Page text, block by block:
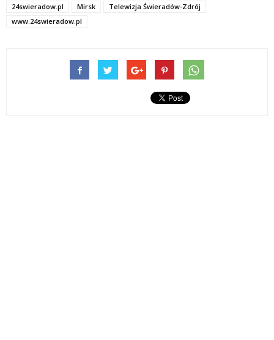
24swieradow.pl
Mirsk
Telewizja Świeradów-Zdrój
www.24swieradow.pl